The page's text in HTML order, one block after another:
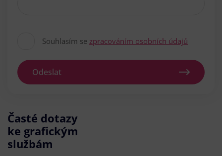
Souhlasím se zpracováním osobních údajů
Odeslat
Časté dotazy
ke grafickým
službám